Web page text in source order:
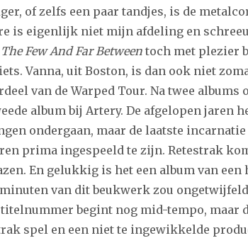
of zelfs een paar tandjes, is de
is eigenlijk niet mijn afdeling en
The Few And Far Between toch met plezier
Vanna, uit Boston, is dan ook niet
van de Warped Tour. Na twee albums
album bij Artery. De afgelopen jaren
ondergaan, maar de laatste incarnatie
prima ingespeeld te zijn. Retestrak
En gelukkig is het een album van een
van dit beukwerk zou
begint nog mid-tempo, maar
spel en een niet te ingewikkelde